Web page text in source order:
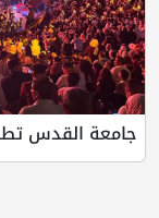
جامعة القدس